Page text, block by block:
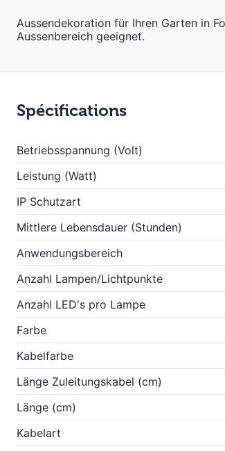
Aussendekoration für Ihren Garten in
Aussenbereich geeignet.
Spécifications
Betriebsspannung (Volt)
Leistung (Watt)
IP Schutzart
Mittlere Lebensdauer (Stunden)
Anwendungsbereich
Anzahl Lampen/Lichtpunkte
Anzahl LED's pro Lampe
Farbe
Kabelfarbe
Länge Zuleitungskabel (cm)
Länge (cm)
Kabelart